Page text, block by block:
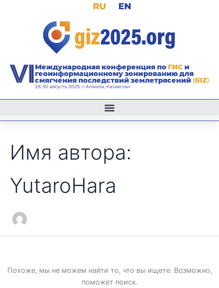
содержимому
RU EN
Имя автора:
YutaroHara
Похоже, мы не можем найти то, что вы ищете. Возможно,
поможет поиск.